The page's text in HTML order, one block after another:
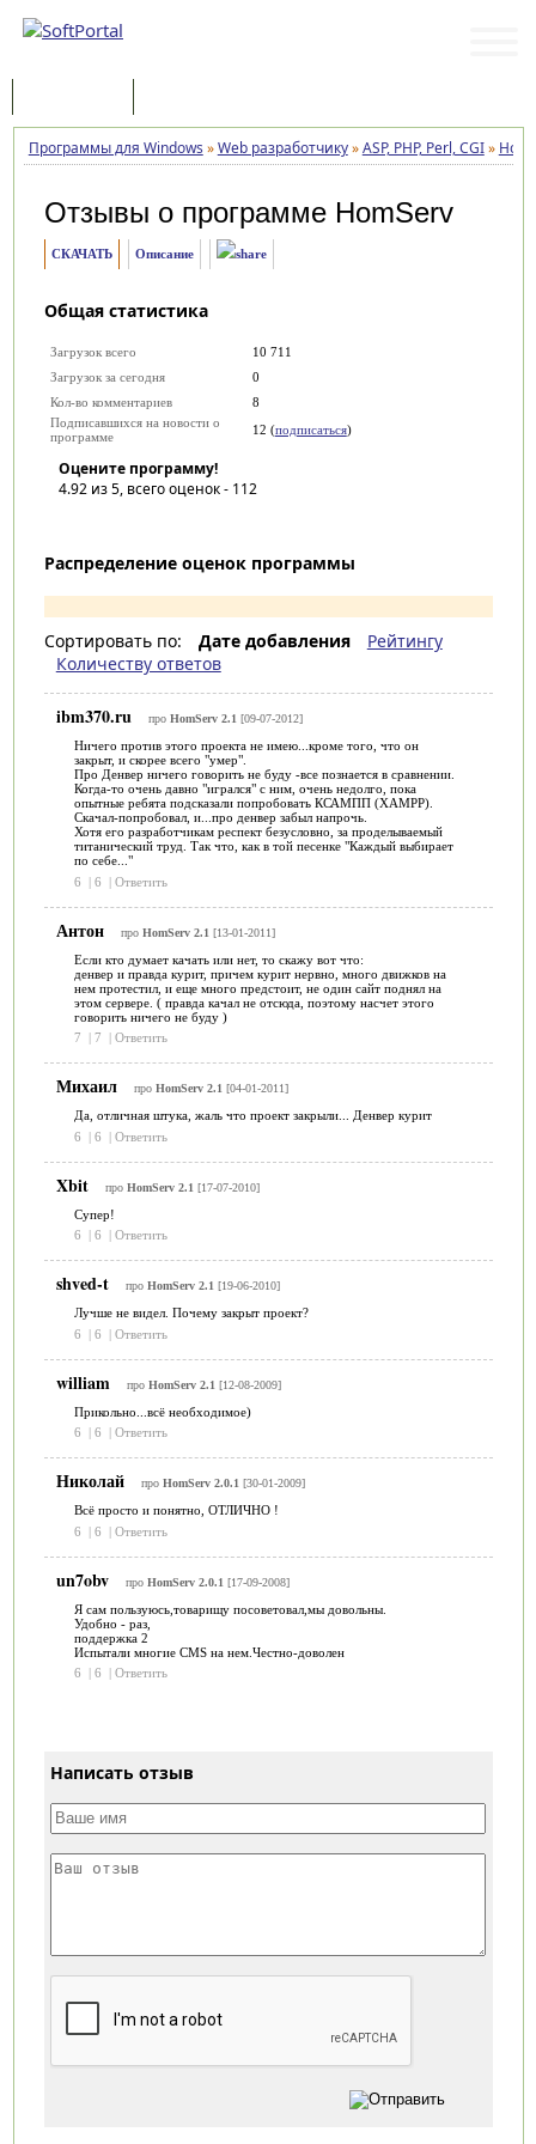
Программы для Windows »Web разработчику»ASP, PHP, Perl, CGI»
Отзывы о программе HomServ
СКАЧАТЬ Описание
Общая статистика
Загрузок всего
10 711
Загрузок за сегодня
0
Кол-во комментариев
8
Подписавшихся на новости о
программе
12 (подписаться)
Оцените программу!
4.92из 5, всего оценок - 112
Распределение оценок программы
Сортировать по: Дате добавления
Рейтингу
Количеству ответов
ibm370.ru про HomServ 2.1 [09-07-2012]
Ничего против этого проекта не имею...кроме того, что он
закрыт, и скорее всего "умер".
Про Денвер ничего говорить не буду -все познается в сравнении.
Когда-то очень давно "игрался" с ним, очень недолго, пока
опытные ребята подсказали попробовать КСАМПП (XAMPP).
Скачал-попробовал, и...про денвер забыл напрочь.
Хотя его разработчикам респект безусловно, за проделываемый
титанический труд. Так что, как в той песенке "Каждый выбирает
по себе..."
6
| 6 | Ответить
Антон про HomServ 2.1 [13-01-2011]
Если кто думает качать или нет, то скажу вот что:
денвер и правда курит, причем курит нервно, много движков на
нем протестил, и еще много предстоит, не один сайт поднял на
этом сервере. ( правда качал не отсюда, поэтому насчет этого
говорить ничего не буду )
7
| 7 | Ответить
Михаил про HomServ 2.1 [04-01-2011]
Да, отличная штука, жаль что проект закрыли... Денвер курит
6
| 6 | Ответить
Xbit про HomServ 2.1 [17-07-2010]
Супер!
6
| 6 | Ответить
shved-t про HomServ 2.1 [19-06-2010]
Лучше не видел. Почему закрыт проект?
6
| 6 | Ответить
william про HomServ 2.1 [12-08-2009]
Прикольно...всё необходимое)
6
| 6 | Ответить
Николай про HomServ 2.0.1 [30-01-2009]
Всё просто и понятно, ОТЛИЧНО !
6
| 6 | Ответить
un7obv про HomServ 2.0.1 [17-09-2008]
Я сам пользуюсь,товарищу посоветовал,мы довольны.
Удобно - раз,
поддержка 2
Испытали многие CMS на нем.Честно-доволен
6
| 6 | Ответить
Написать отзыв